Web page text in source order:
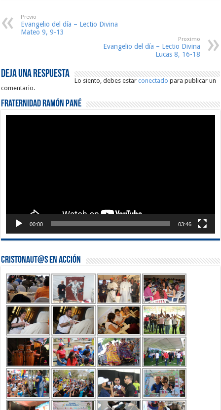
Previo
Evangelio del día – Lectio Divina
Mateo 9, 9-13
Proximo
Evangelio del día – Lectio Divina
Lucas 8, 16-18
Deja una respuesta
Lo siento, debes estarconectado para publicar un
comentario.
Fraternidad Ramón Pané
00:00 03:46
Cristonaut@s en Acción